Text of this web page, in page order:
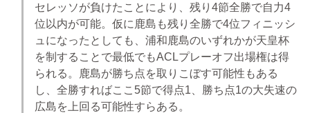
セレッソが負けたことにより、残り4節全勝で自力4
位以内が可能。仮に鹿島も残り全勝で4位フィニッシ
ュになったとしても、浦和鹿島のいずれかが天皇杯
を制することで最低でもACLプレーオフ出場権は得
られる。鹿島が勝ち点を取りこぼす可能性もある
し、全勝すればここ5節で得点1、勝ち点1の大失速の
広島を上回る可能性すらある。